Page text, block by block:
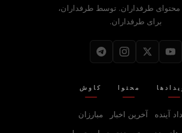
محتوای طرفداران. توسط طرفداران،
برای طرفداران.
آینده
محتوا
آخرین اخبار
کاوش
مبارزان